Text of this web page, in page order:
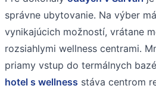
správne ubytovanie. Na výber
vynikajúcich možností, vrátane
rozsiahlymi wellness centrami.
priamy vstup do termálnych
hotel s wellness stáva centrom